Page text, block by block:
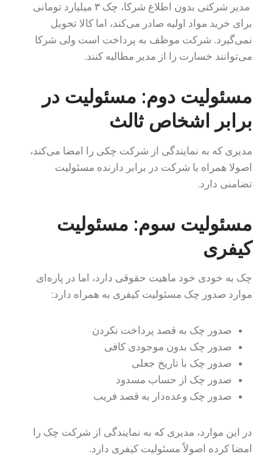
مدیر شرکتی بدون اطلاع شرکا، چک ۳ میلیارد تومانی
برای خرید مواد اولیه صادر می‌کند، اما کالا تحویل
نمی‌گیرد. شرکت موظف به پرداخت است ولی شرکا
می‌توانند خسارت را از مدیر مطالبه کنند.
مسئولیت دوم: مسئولیت در
برابر اشخاص ثالث
مدیری که به نمایندگی از شرکت چکی را امضا می‌کند،
اصولا همراه با شرکت در برابر دارنده مسئولیت
تضامنی دارد.
مسئولیت سوم: مسئولیت
کیفری
چک به خودی خود ماهیت حقوقی دارد، اما در پاره‌ای
موارد صدور چک مسئولیت کیفری به همراه دارد:
صدور چک به قصد پرداخت نکردن
صدور چک بدون موجودی کافی
صدور چک با تاریخ جعلی
صدور چک از حساب مسدود
صدور چک وعده‌دار به قصد فریب
در این موارد، مدیری که به نمایندگی از شرکت چک را
امضا کرده اصولاً مسئولیت کیفری دارد.